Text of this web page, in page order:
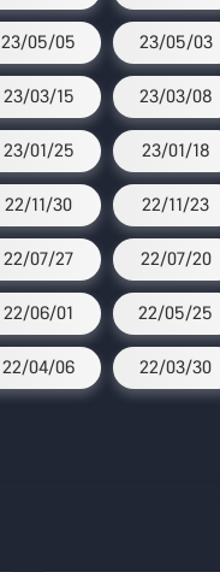
23/05/05 23/05/03
23/03/15 23/03/08
23/01/25 23/01/18
22/11/30 22/11/23
22/07/27 22/07/20
22/06/01 22/05/25
22/04/06 22/03/30